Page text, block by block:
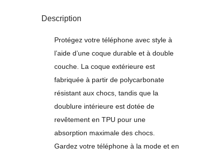
Description
Protégez votre téléphone avec style à
l’aide d’une coque durable et à double
couche. La coque extérieure est
fabriquée à partir de polycarbonate
résistant aux chocs, tandis que la
doublure intérieure est dotée de
revêtement en TPU pour une
absorption maximale des chocs.
Gardez votre téléphone à la mode et en